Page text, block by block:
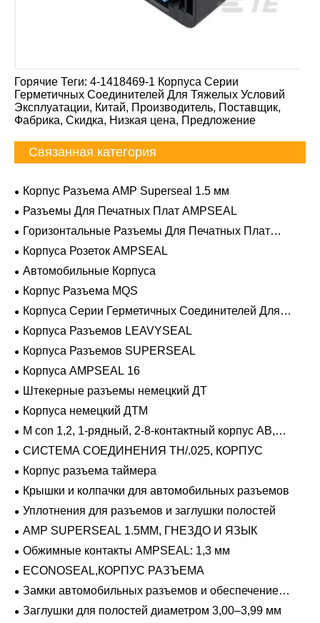
Горячие Теги: 4-1418469-1 Корпуса Серии
Герметичных Соединителей Для Тяжелых Условий
Эксплуатации, Китай, Производитель, Поставщик,
Фабрика, Скидка, Низкая цена, Предложение
Связанная категория
Корпус Разъема AMP Superseal 1.5 мм
Разъемы Для Печатных Плат AMPSEAL
Горизонтальные Разъемы Для Печатных Плат
AMPSEAL
Корпуса Розеток AMPSEAL
Автомобильные Корпуса
Корпус Разъема MQS
Корпуса Серии Герметичных Соединителей Для
Тяжелых Условий Эксплуатации
Корпуса Разъемов LEAVYSEAL
Корпуса Разъемов SUPERSEAL
Корпуса AMPSEAL 16
Штекерные разъемы немецкий ДТ
Корпуса немецкий ДТМ
M con 1,2, 1-рядный, 2-8-контактный корпус AB,
герметичный
СИСТЕМА СОЕДИНЕНИЯ TH/.025, КОРПУС
Корпус разъема таймера
Крышки и колпачки для автомобильных разъемов
Уплотнения для разъемов и заглушки полостей
AMP SUPERSEAL 1.5MM, ГНЕЗДО И ЯЗЫК
Обжимные контакты AMPSEAL: 1,3 мм
ECONOSEAL,КОРПУС РАЗЪЕМА
Замки автомобильных разъемов и обеспечение
положения
Заглушки для полостей диаметром 3,00–3,99 мм